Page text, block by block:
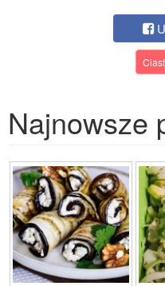
Najnowsze